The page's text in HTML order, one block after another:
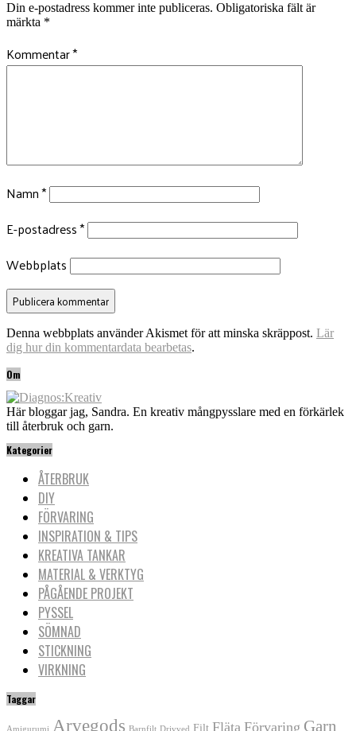
Din e-postadress kommer inte publiceras. Obligatoriska fält är
märkta *
Kommentar*
Namn*
E-postadress*
Webbplats
Denna webbplats använder Akismet för att minska skräppost. Lär
dig hur din kommentardata bearbetas.
Om
Här bloggar jag, Sandra. En kreativ mångpysslare med en förkärlek
till återbruk och garn.
Kategorier
ÅTERBRUK
DIY
FÖRVARING
INSPIRATION & TIPS
KREATIVA TANKAR
MATERIAL & VERKTYG
PÅGÅENDE PROJEKT
PYSSEL
SÖMNAD
STICKNING
VIRKNING
Taggar
Amigurumi Arvegods Barnfilt Drivved Filt Fläta Förvaring Garn